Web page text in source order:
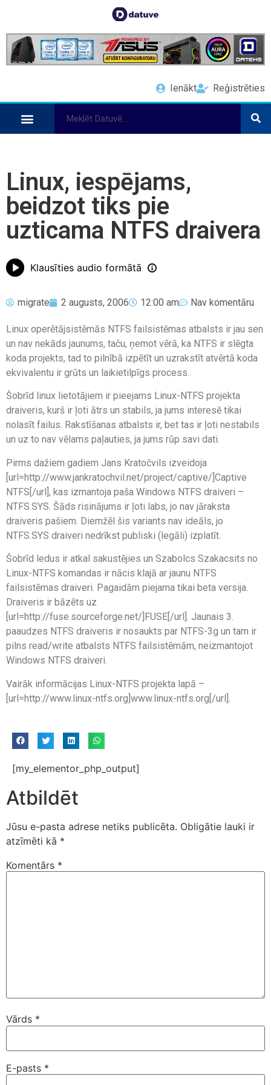
Ienākt Reģistrēties
Linux, iespējams,
beidzot tiks pie
uzticama NTFS draivera
Klausīties audio formātā
migrate 2 augusts, 2006 12:00 am Nav komentāru
Linux operētājsistēmās NTFS failsistēmas atbalsts ir jau sen
un nav nekāds jaunums, taču, ņemot vērā, ka NTFS ir slēgta
koda projekts, tad to pilnībā izpētīt un uzrakstīt atvērtā koda
ekvivalentu ir grūts un laikietilpīgs process.
Šobrīd linux lietotājiem ir pieejams Linux-NTFS projekta
draiveris, kurš ir ļoti ātrs un stabils, ja jums interesē tikai
nolasīt failus. Rakstīšanas atbalsts ir, bet tas ir ļoti nestabils
un uz to nav vēlams paļauties, ja jums rūp savi dati.
Pirms dažiem gadiem Jans Kratočvils izveidoja
[url=http://www.jankratochvil.net/project/captive/]Captive
NTFS[/url], kas izmantoja paša Windows NTFS draiveri –
NTFS.SYS. Šāds risinājums ir ļoti labs, jo nav jāraksta
draiveris pašiem. Diemžēl šis variants nav ideāls, jo
NTFS.SYS draiveri nedrīkst publiski (legāli) izplatīt.
Šobrīd ledus ir atkal sakustējies un Szabolcs Szakacsits no
Linux-NTFS komandas ir nācis klajā ar jaunu NTFS
failsistēmas draiveri. Pagaidām piejama tikai beta versija.
Draiveris ir bāzēts uz
[url=http://fuse.sourceforge.net/]FUSE[/url]. Jaunais 3.
paaudzes NTFS draiveris ir nosaukts par NTFS-3g un tam ir
pilns read/write atbalsts NTFS failsistēmām, neizmantojot
Windows NTFS draiveri.
Vairāk informācijas Linux-NTFS projekta lapā –
[url=http://www.linux-ntfs.org]www.linux-ntfs.org[/url].
[my_elementor_php_output]
Atbildēt
Jūsu e-pasta adrese netiks publicēta. Obligātie lauki ir
atzīmēti kā *
Komentārs *
Vārds *
E-pasts *